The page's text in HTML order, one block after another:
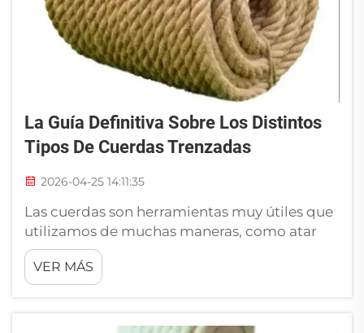
La Guía Definitiva Sobre Los Distintos
Tipos De Cuerdas Trenzadas
2026-04-25 14:11:35
Las cuerdas son herramientas muy útiles que
utilizamos de muchas maneras, como atar
objetos, arrastrar cosas pesadas o incluso
crear arte. Un tipo común es la cuerda
trenzada. Se fabrica entrelazando múltiples
Cuerdas trenzadas...
VER MÁS